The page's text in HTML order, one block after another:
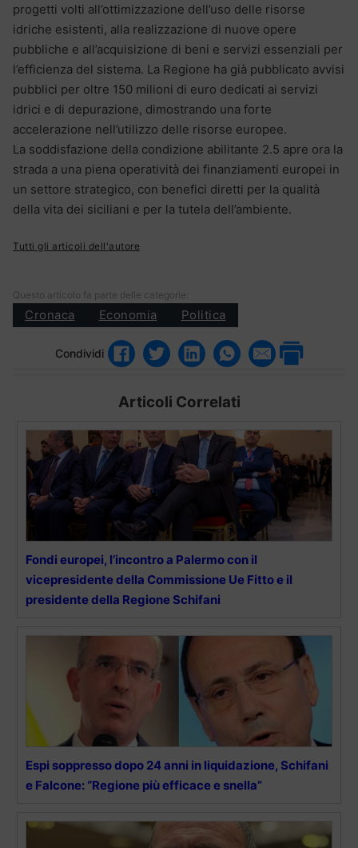
progetti volti all’ottimizzazione dell’uso delle risorse
idriche esistenti, alla realizzazione di nuove opere
pubbliche e all’acquisizione di beni e servizi essenziali per
l’efficienza del sistema. La Regione ha già pubblicato avvisi
pubblici per oltre 150 milioni di euro dedicati ai servizi
idrici e di depurazione, dimostrando una forte
accelerazione nell’utilizzo delle risorse europee.
La soddisfazione della condizione abilitante 2.5 apre ora la
strada a una piena operatività dei finanziamenti europei in
un settore strategico, con benefici diretti per la qualità
della vita dei siciliani e per la tutela dell’ambiente.
Tutti gli articoli dell'autore
Questo articolo fa parte delle categorie:
Cronaca Economia Politica
Condividi
Articoli Correlati
Fondi europei, l’incontro a Palermo con il
vicepresidente della Commissione Ue Fitto e il
presidente della Regione Schifani
Espi soppresso dopo 24 anni in liquidazione, Schifani
e Falcone: “Regione più efficace e snella”